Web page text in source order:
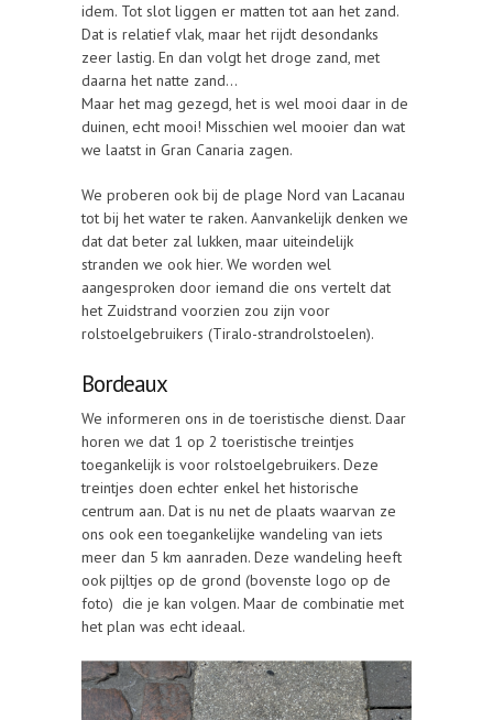
idem. Tot slot liggen er matten tot aan het zand.
Dat is relatief vlak, maar het rijdt desondanks
zeer lastig. En dan volgt het droge zand, met
daarna het natte zand…
Maar het mag gezegd, het is wel mooi daar in de
duinen, echt mooi! Misschien wel mooier dan wat
we laatst in Gran Canaria zagen.
We proberen ook bij de plage Nord van Lacanau
tot bij het water te raken. Aanvankelijk denken we
dat dat beter zal lukken, maar uiteindelijk
stranden we ook hier. We worden wel
aangesproken door iemand die ons vertelt dat
het Zuidstrand voorzien zou zijn voor
rolstoelgebruikers (Tiralo-strandrolstoelen).
Bordeaux
We informeren ons in de toeristische dienst. Daar
horen we dat 1 op 2 toeristische treintjes
toegankelijk is voor rolstoelgebruikers. Deze
treintjes doen echter enkel het historische
centrum aan. Dat is nu net de plaats waarvan ze
ons ook een toegankelijke wandeling van iets
meer dan 5 km aanraden. Deze wandeling heeft
ook pijltjes op de grond (bovenste logo op de
foto) die je kan volgen. Maar de combinatie met
het plan was echt ideaal.